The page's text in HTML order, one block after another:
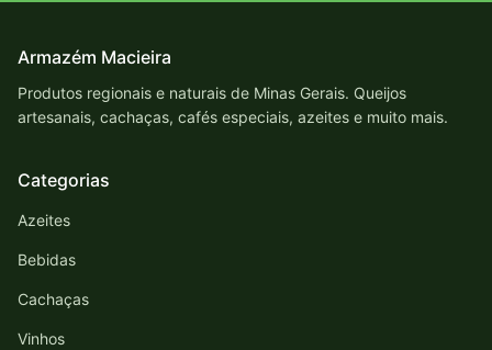
Armazém Macieira
Produtos regionais e naturais de Minas Gerais. Queijos
artesanais, cachaças, cafés especiais, azeites e muito mais.
Categorias
Azeites
Bebidas
Cachaças
Vinhos